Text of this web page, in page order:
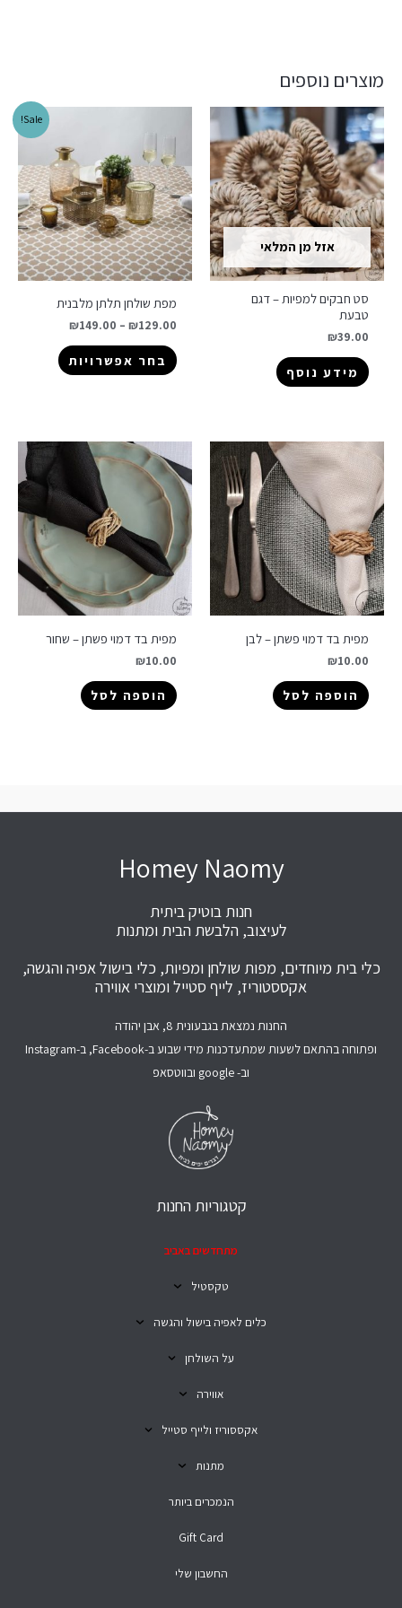
מוצרים נוספים
אזל מן המלאי
סט חבקים למפיות – דגם
טבעת
₪39.00
מידע נוסף
Sale!
מפת שולחן תלתן מלבנית
₪129.00
–
₪149.00
בחר אפשרויות
מפית בד דמוי פשתן – לבן
₪10.00
הוספה לסל
מפית בד דמוי פשתן – שחור
₪10.00
הוספה לסל
Homey Naomy
חנות בוטיק ביתית
לעיצוב, הלבשת הבית ומתנות
כלי בית מיוחדים, מפות שולחן ומפיות, כלי בישול אפיה והגשה,
אקססטוריז, לייף סטייל ומוצרי אווירה
החנות נמצאת בגבעונית 8, אבן יהודה
ופתוחה בהתאם לשעות שמתעדכנות מידי שבוע ב-Facebook, ב-Instagram
וב- google ובווטסאפ
קטגוריות החנות
מתחדשים באביב
טקסטיל
כלים לאפיה בישול והגשה
על השולחן
אווירה
אקססוריז ולייף סטייל
מתנות
הנמכרים ביותר
Gift Card
החשבון שלי